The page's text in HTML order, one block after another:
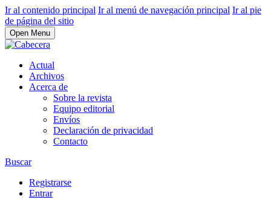
Ir al contenido principal Ir al menú de navegación principal Ir al pie
de página del sitio
Open Menu
Actual
Archivos
Acerca de
Sobre la revista
Equipo editorial
Envíos
Declaración de privacidad
Contacto
Buscar
Registrarse
Entrar